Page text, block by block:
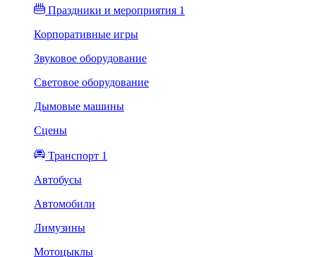
Праздники и мероприятия 1
Корпоративные игры
Звуковое оборудование
Световое оборудование
Дымовые машины
Сцены
Транспорт 1
Автобусы
Автомобили
Лимузины
Мотоцыклы